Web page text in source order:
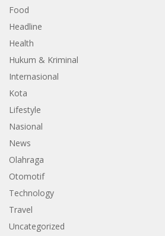
Food
Headline
Health
Hukum & Kriminal
Internasional
Kota
Lifestyle
Nasional
News
Olahraga
Otomotif
Technology
Travel
Uncategorized